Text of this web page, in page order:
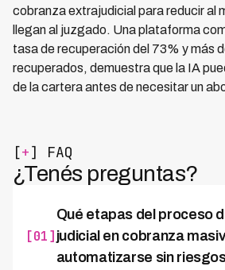
cobranza extrajudicial para reducir al
llegan al juzgado. Una plataforma
tasa de recuperación del 73% y más
recuperados, demuestra que la IA
de la cartera antes de necesitar un
[+] FAQ
¿Tenés preguntas?
[01]
Qué etapas del proceso
judicial en cobranza
automatizarse sin